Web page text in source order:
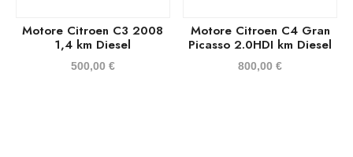
Motore Citroen C3 2008
1,4 km Diesel
500,00 €
Motore Citroen C4 Gran
Picasso 2.0HDI km Diesel
800,00€